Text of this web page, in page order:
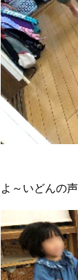
よ～いどんの